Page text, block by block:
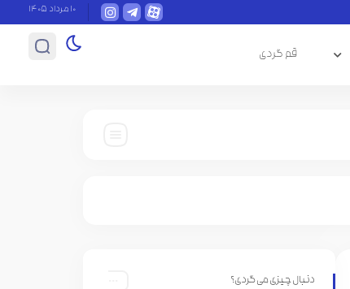
۱۰ مرداد ۱۴۰۵
قم گردی
دنبال چیزی می گردی؟